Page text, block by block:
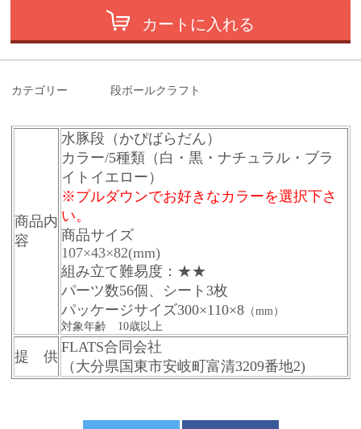
カートに入れる
カテゴリー 段ボールクラフト
商品内
容
水豚段（かぴばらだん）
カラー/5種類（白・黒・ナチュラル・ブラ
イトイエロー）
※プルダウンでお好きなカラーを選択下さ
い。
商品サイズ
107×43×82(mm)
組み立て難易度：★★
パーツ数56個、シート3枚
パッケージサイズ300×110×8（mm）
対象年齢 10歳以上
提 供
FLATS合同会社
（大分県国東市安岐町富清3209番地2)